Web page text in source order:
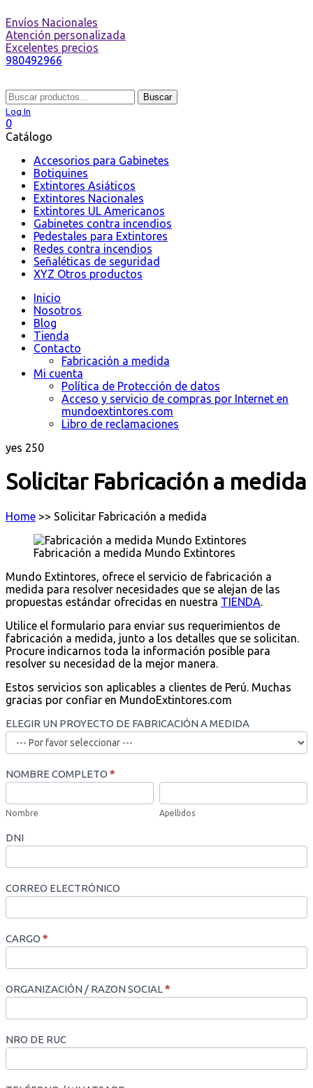
Envíos Nacionales
Atención personalizada
Excelentes precios
980492966
Buscar
por:
Buscar
Log In
0
Catálogo
Accesorios para Gabinetes
Botiquines
Extintores Asiáticos
Extintores Nacionales
Extintores UL Americanos
Gabinetes contra incendios
Pedestales para Extintores
Redes contra incendios
Señaléticas de seguridad
XYZ Otros productos
Inicio
Nosotros
Blog
Tienda
Contacto
Fabricación a medida
Mi cuenta
Política de Protección de datos
Acceso y servicio de compras por Internet en
mundoextintores.com
Libro de reclamaciones
yes 250
Solicitar Fabricación a medida
Home >> Solicitar Fabricación a medida
Fabricación a medida Mundo Extintores
Mundo Extintores, ofrece el servicio de fabricación a
medida para resolver necesidades que se alejan de las
propuestas estándar ofrecidas en nuestra TIENDA.
Utilice el formulario para enviar sus requerimientos de
fabricación a medida, junto a los detalles que se solicitan.
Procure indicarnos toda la información posible para
resolver su necesidad de la mejor manera.
Estos servicios son aplicables a clientes de Perú. Muchas
gracias por confiar en MundoExtintores.com
F
a
i
c
c
ó
n
e
d
a
ELEGIR UN PROYECTO DE FABRICACIÓN A MEDIDA
NOMBRE COMPLETO *
N
o
m
r
e
Nombre
A
p
e
i
Apellidos
DNI
CORREO ELECTRÓNICO
CARGO *
ORGANIZACIÓN / RAZON SOCIAL*
NRO DE RUC